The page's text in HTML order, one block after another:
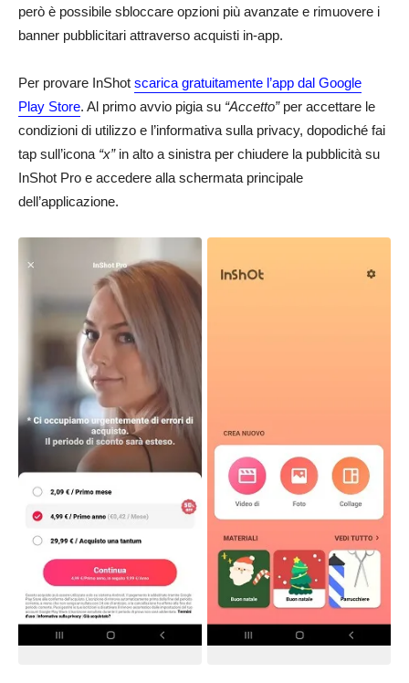
però è possibile sbloccare opzioni più avanzate e rimuovere i
banner pubblicitari attraverso acquisti in-app.
Per provare InShot scarica gratuitamente l’app dal Google
Play Store. Al primo avvio pigia su “Accetto”per accettare le
condizioni di utilizzo e l’informativa sulla privacy, dopodiché fai
tap sull’icona “x”in alto a sinistra per chiudere la pubblicità su
InShot Pro e accedere alla schermata principale
dell’applicazione.